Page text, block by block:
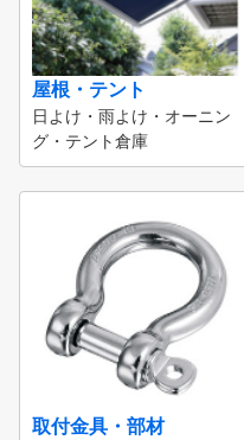
屋根・テント
日よけ・雨よけ・オーニン
グ・テント倉庫
取付金具・部材